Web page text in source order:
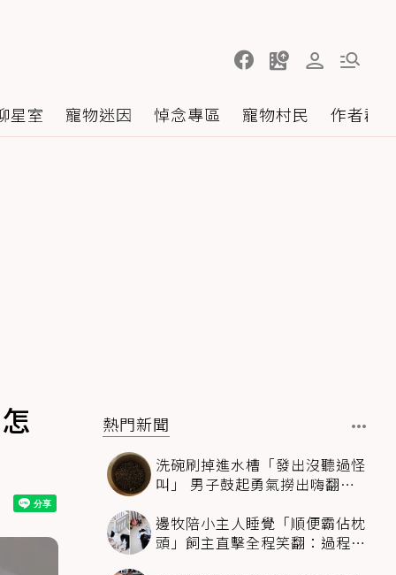
星室 寵物迷因 悼念專區 寵物村民 作者群
熱門新聞
洗碗刷掉進水槽「發出沒聽過怪
叫」 男子鼓起勇氣撈出嗨翻：
邊牧陪小主人睡覺「順便霸佔枕
頭」飼主直擊全程笑翻：過程絲